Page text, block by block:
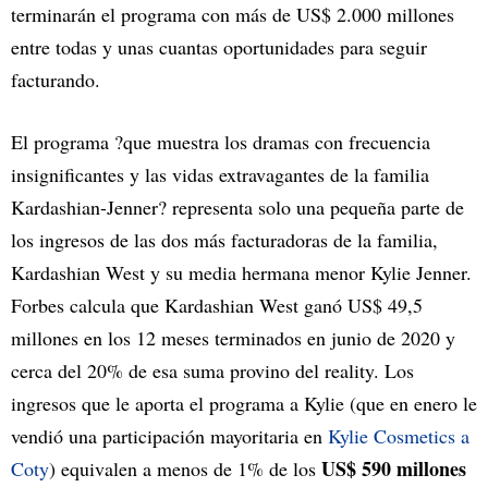
terminarán el programa con más de US$ 2.000 millones
entre todas y unas cuantas oportunidades para seguir
facturando.
El programa ?que muestra los dramas con frecuencia
insignificantes y las vidas extravagantes de la familia
Kardashian-Jenner? representa solo una pequeña parte de
los ingresos de las dos más facturadoras de la familia,
Kardashian West y su media hermana menor Kylie Jenner.
Forbes calcula que Kardashian West ganó US$ 49,5
millones en los 12 meses terminados en junio de 2020 y
cerca del 20% de esa suma provino del reality. Los
ingresos que le aporta el programa a Kylie (que en enero le
vendió una participación mayoritaria en Kylie Cosmetics a
Coty) equivalen a menos de 1% de los US$ 590 millones